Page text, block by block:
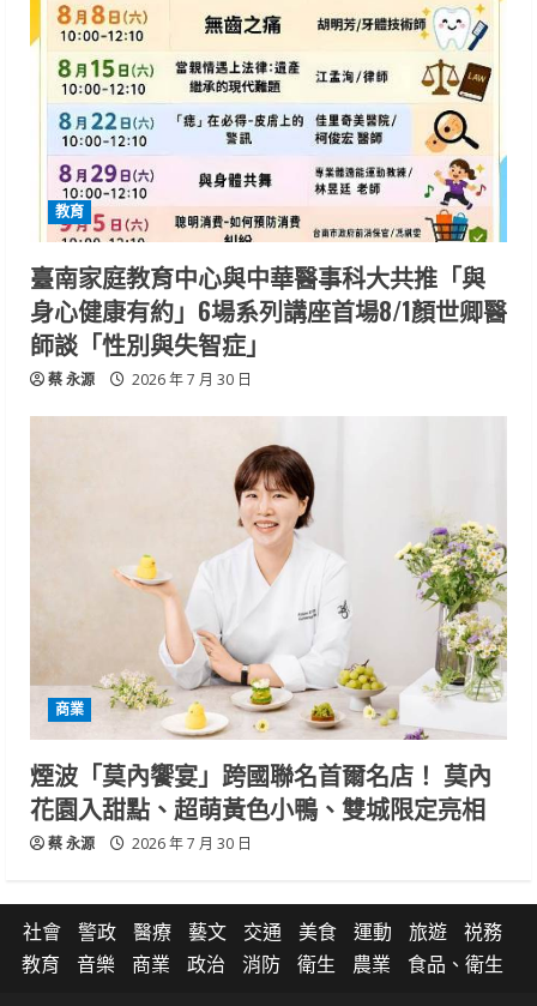
教育
臺南家庭教育中心與中華醫事科大共推「與
身心健康有約」6場系列講座首場8/1顏世卿醫
師談「性別與失智症」
蔡 永源 2026 年 7 月 30 日
商業
煙波「莫內饗宴」跨國聯名首爾名店！ 莫內
花園入甜點、超萌黃色小鴨、雙城限定亮相
蔡 永源 2026 年 7 月 30 日
社會 警政 醫療 藝文 交通 美食 運動 旅遊
祱務
教育
音樂 商業 政治 消防 衛生 農業 食品、衛生